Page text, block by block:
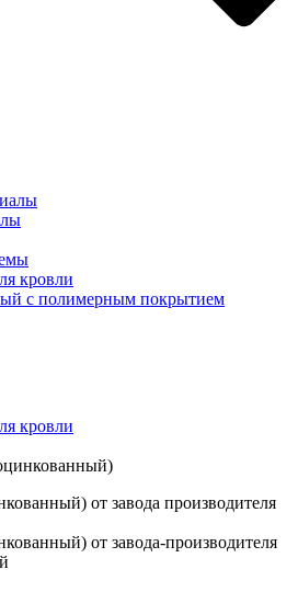
кровли
с полимерным покрытием
кровли